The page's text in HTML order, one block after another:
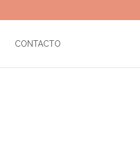
CONTACTO